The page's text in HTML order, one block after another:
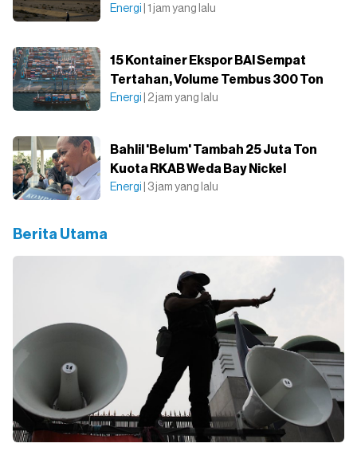
Energi | 1 jam yang lalu
15 Kontainer Ekspor BAI Sempat
Tertahan, Volume Tembus 300 Ton
Energi | 2 jam yang lalu
Bahlil 'Belum' Tambah 25 Juta Ton
Kuota RKAB Weda Bay Nickel
Energi | 3 jam yang lalu
Berita Utama